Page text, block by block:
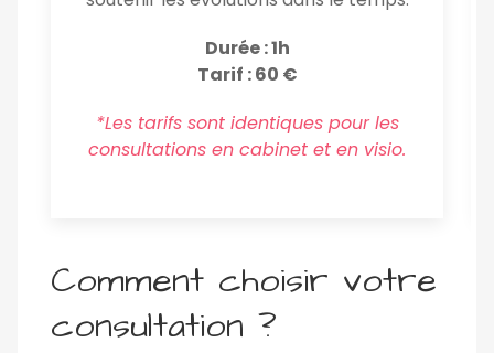
Durée : 1h
Tarif : 60 €
*Les tarifs sont identiques pour les
consultations en cabinet et en visio.
Comment choisir votre
consultation ?